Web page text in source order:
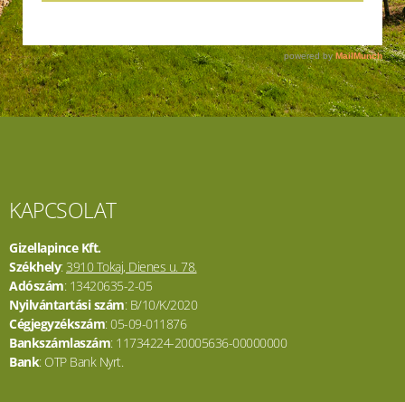
KAPCSOLAT
Gizellapince Kft.
Székhely:3910 Tokaj, Dienes u. 78.
Adószám: 13420635-2-05
Nyilvántartási szám: B/10/K/2020
Cégjegyzékszám: 05-09-011876
Bankszámlaszám: 11734224-20005636-00000000
Bank: OTP Bank Nyrt.